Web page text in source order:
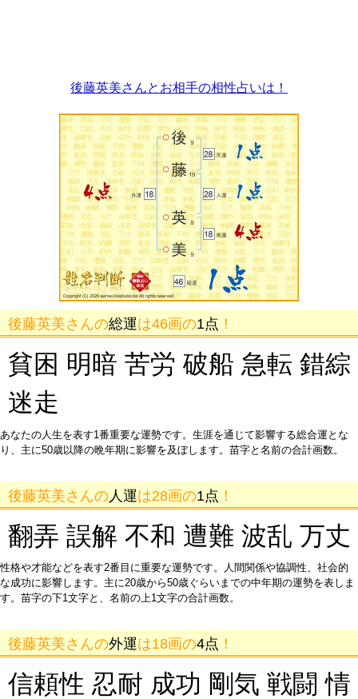
後藤英美さんとお相手の相性占いは！
後藤英美さんの総運は46画の1点 ！
貧困 明暗 苦労 破船 急転 錯綜
迷走
あなたの人生を表す1番重要な運勢です。生涯を通じて影響する総合運とな
り、主に50歳以降の晩年期に影響を及ぼします。苗字と名前の合計画数。
後藤英美さんの 人運は28画の1点 ！
翻弄 誤解 不和 遭難 波乱 万丈
性格や才能などを表す2番目に重要な運勢です。人間関係や協調性、社会的
な成功に影響します。主に20歳から50歳ぐらいまでの中年期の運勢を表しま
す。苗字の下1文字と、名前の上1文字の合計画数。
後藤英美さんの外運は18画の4点 ！
信頼性 忍耐 成功 剛気 戦闘 情